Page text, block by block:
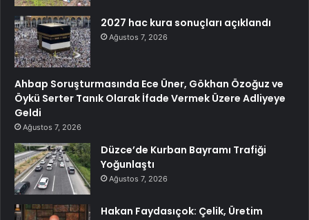
2027 hac kura sonuçları açıklandı
Ağustos 7, 2026
Ahbap Soruşturmasında Ece Üner, Gökhan Özoğuz ve
Öykü Serter Tanık Olarak İfade Vermek Üzere Adliyeye
Geldi
Ağustos 7, 2026
Düzce’de Kurban Bayramı Trafiği
Yoğunlaştı
Ağustos 7, 2026
Hakan Faydasıçok: Çelik, Üretim